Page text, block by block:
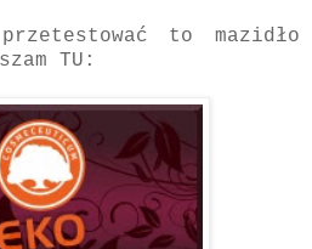
to mazidło
TU: